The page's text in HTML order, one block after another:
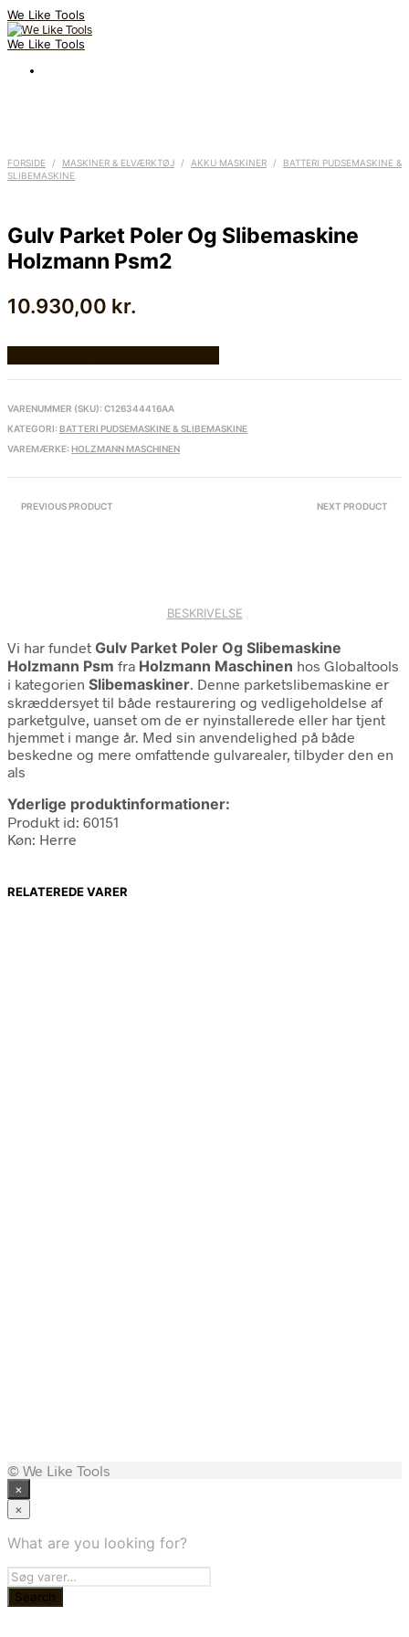
We Like Tools
We Like Tools
FORSIDE / MASKINER & ELVÆRKTØJ / AKKU MASKINER /
BATTERI PUDSEMASKINE &
SLIBEMASKINE
Gulv Parket Poler Og Slibemaskine
Holzmann Psm2
10.930,00 kr.
VARENUMMER (SKU): C126344416AA
KATEGORI: BATTERI PUDSEMASKINE & SLIBEMASKINE
VAREMÆRKE: HOLZMANN MASCHINEN
PREVIOUS PRODUCT NEXT PRODUCT
BESKRIVELSE
Vi har fundet Gulv Parket Poler Og Slibemaskine
Holzmann Psm fra Holzmann Maschinen hos Globaltools
i kategorien Slibemaskiner. Denne parketslibemaskine er
skræddersyet til både restaurering og vedligeholdelse af
parketgulve, uanset om de er nyinstallerede eller har tjent
hjemmet i mange år. Med sin anvendelighed på både
beskedne og mere omfattende gulvarealer, tilbyder den en
als
Yderlige produktinformationer:
Produkt id: 60151
Køn: Herre
RELATEREDE VARER
© We Like Tools
×
×
What are you looking for?